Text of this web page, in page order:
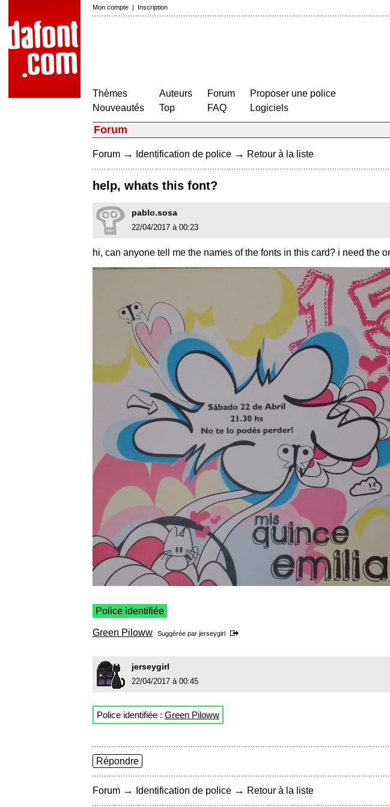
Mon compte | Inscription
Thèmes
Nouveautés
Auteurs
Top
Forum
FAQ
Proposer une police
Logiciels
Forum
Forum → Identification de police → Retour à la liste
help, whats this font?
pablo.sosa
22/04/2017 à 00:23
hi, can anyone tell me the names of the fonts in this card? i need the
Police identifiée
Green Piloww Suggérée par jerseygirl
jerseygirl
22/04/2017 à 00:45
Police identifiée : Green Piloww
Répondre
Forum → Identification de police → Retour à la liste